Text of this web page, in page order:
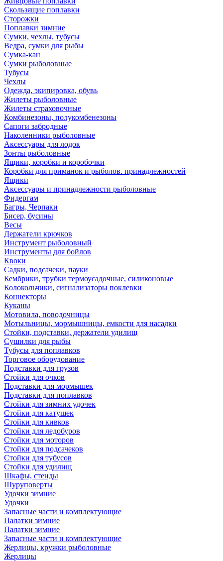
Скользящие поплавки
Сторожки
Поплавки зимние
Сумки, чехлы, тубусы
Ведра, сумки для рыбы
Сумка-кан
Сумки рыболовные
Тубусы
Чехлы
Одежда, экипировка, обувь
Жилеты рыболовные
Жилеты страховочные
Комбинезоны, полукомбенезоны
Сапоги забродные
Наколенники рыболовные
Аксессуары для лодок
Зонты рыболовные
Ящики, коробки и коробочки
Коробки для приманок и рыболов. принадлежностей
Ящики
Аксессуары и принадлежности рыболовные
Фидергам
Багры, Черпаки
Бисер, бусины
Весы
Держатели крючков
Инструмент рыболовный
Инструменты для бойлов
Квоки
Садки, подсачеки, пауки
Кембрики, трубки термоусадочные, силиконовые
Колокольчики, сигнализаторы поклевки
Коннекторы
Куканы
Мотовила, поводочницы
Мотыльницы, мормышницы, емкости для насадки
Стойки, подставки, держатели удилищ
Сушилки для рыбы
Тубусы для поплавков
Торговое оборудование
Подставки для грузов
Стойки для очков
Подставки для мормышек
Подставки для поплавков
Стойки для зимних удочек
Стойки для катушек
Стойки для кивков
Стойки для ледобуров
Стойки для моторов
Стойки для подсачеков
Стойки для тубусов
Стойки для удилищ
Шкафы, стенды
Шуруповерты
Удочки зимние
Удочки
Запасные части и комплектующие
Палатки зимние
Палатки зимние
Запасные части и комплектующие
Жерлицы, кружки рыболовные
Жерлицы